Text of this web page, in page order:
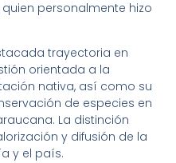
personalmente hizo
trayectoria en
orientada a la
nativa, así como su
de especies en
La distinción
y difusión de la
y el país.